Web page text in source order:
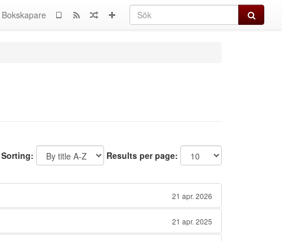
Sök
Bokskapare
Sorting: Results per page:
21 apr. 2026
21 apr. 2025